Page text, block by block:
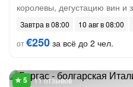
королевы, дегустацию вин
Завтра в 08:00
10 авг в 08:00
от€250 за всё до 2 чел.
11 отзывов